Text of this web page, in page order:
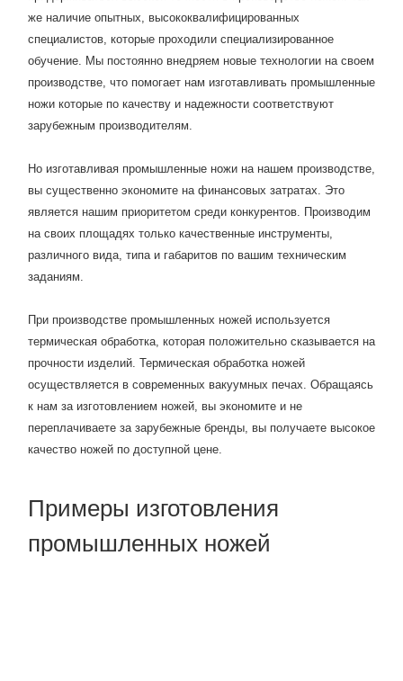
же наличие опытных, высококвалифицированных
специалистов, которые проходили специализированное
обучение. Мы постоянно внедряем новые технологии на своем
производстве, что помогает нам изготавливать промышленные
ножи которые по качеству и надежности соответствуют
зарубежным производителям.
Но изготавливая промышленные ножи на нашем производстве,
вы существенно экономите на финансовых затратах. Это
является нашим приоритетом среди конкурентов. Производим
на своих площадях только качественные инструменты,
различного вида, типа и габаритов по вашим техническим
заданиям.
При производстве промышленных ножей используется
термическая обработка, которая положительно сказывается на
прочности изделий. Термическая обработка ножей
осуществляется в современных вакуумных печах. Обращаясь
к нам за изготовлением ножей, вы экономите и не
переплачиваете за зарубежные бренды, вы получаете высокое
качество ножей по доступной цене.
Примеры изготовления
промышленных ножей